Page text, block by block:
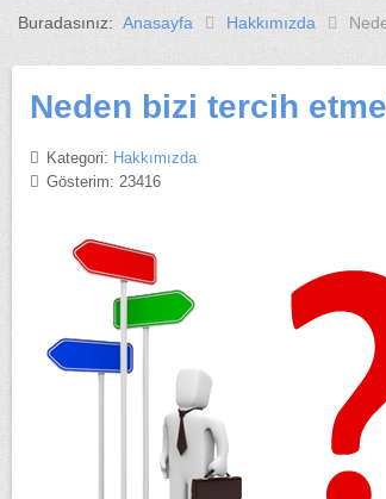
Buradasınız: Anasayfa Hakkımızda
Neden bizi tercih
Kategori: Hakkımızda
Gösterim: 23416